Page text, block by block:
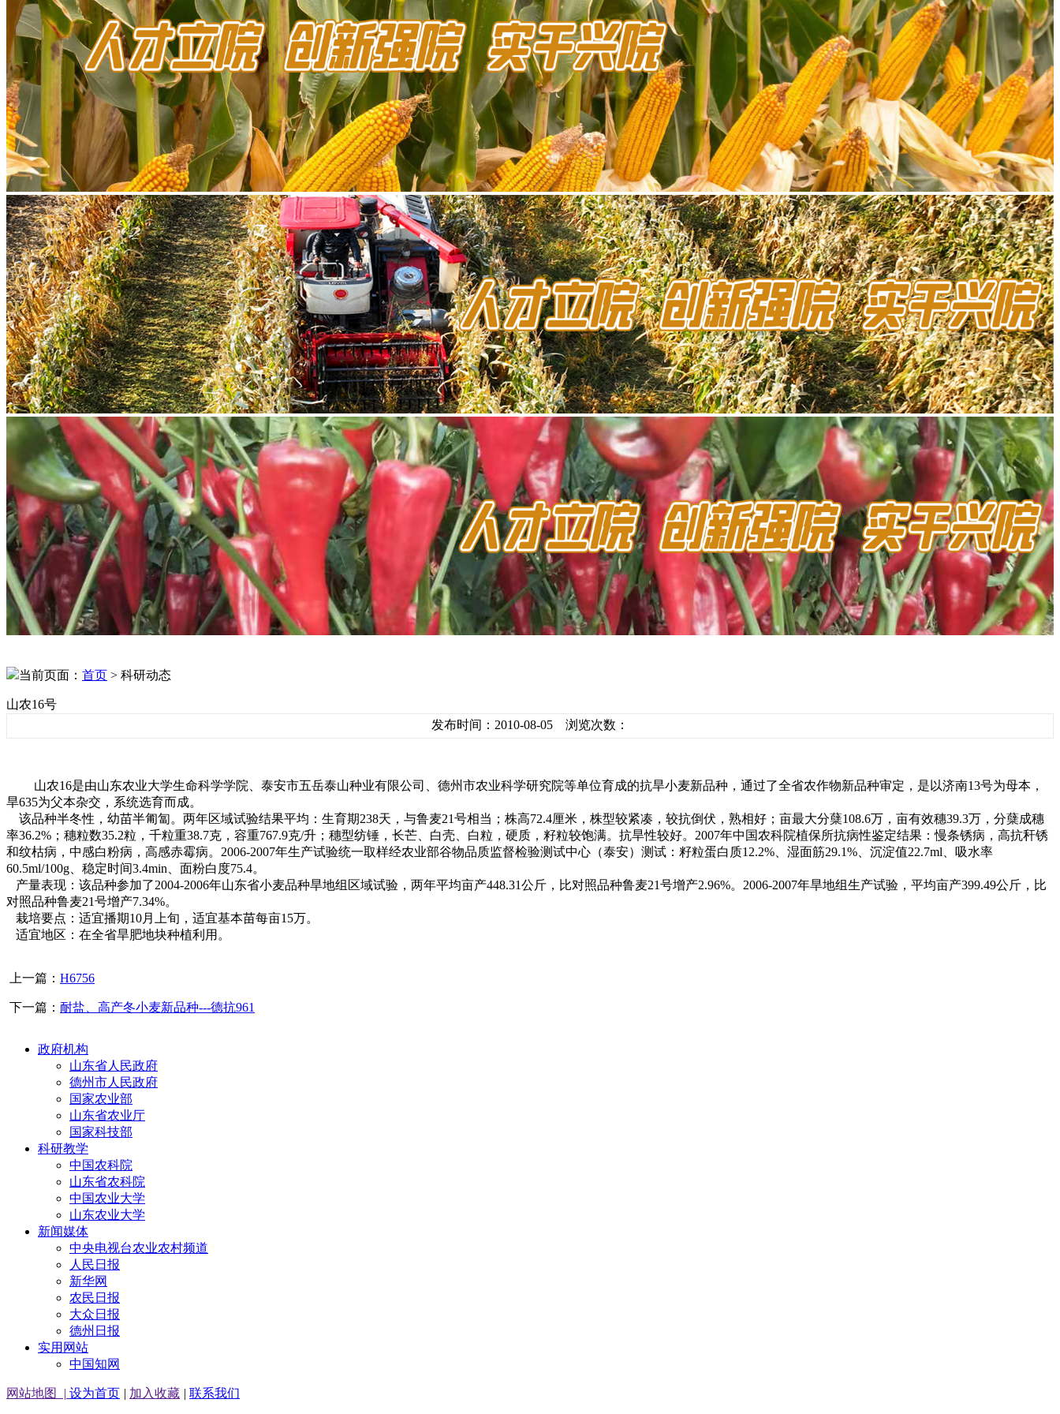
当前页面： 首页 > 科研动态
山农16号
发布时间：2010-08-05 浏览次数：
山农16是由山东农业大学生命科学学院、泰安市五岳泰山种业有限公司、德州市农业科学研究院等单位育成的抗旱小麦新品种，通过了全省农作物新品种审定，是以济南13号为母本，
旱635为父本杂交，系统选育而成。
该品种半冬性，幼苗半匍匐。两年区域试验结果平均：生育期238天，与鲁麦21号相当；株高72.4厘米 ，株型较紧凑，较抗倒伏，熟相好；亩最大分蘖108.6万，亩有效穗39.3万，分蘖成穗
率36.2% ；穗粒数35.2粒，千粒重38.7克 ，容重767.9克/升；穗型纺锤，长芒、白壳、白粒，硬质，籽粒较饱满。抗旱性较好。 2007年中国农科院植保所抗病性鉴定结果：慢条锈病，高抗秆锈
和纹枯病，中感白粉病，高感赤霉病。 2006-2007年生产试验统一取样经农业部谷物品质监督检验测试中心（泰安）测试：籽粒蛋白质12.2% 、湿面筋29.1% 、沉淀值22.7ml 、吸水率
60.5ml/100g 、稳定时间3.4min 、面粉白度75.4。
产量表现：该品种参加了2004-2006年山东省小麦品种旱地组区域试验，两年平均亩产448.31公斤 ，比对照品种鲁麦21号增产2.96%。 2006-2007年旱地组生产试验，平均亩产399.49公斤 ，比
对照品种鲁麦21号增产7.34%。
栽培要点：适宜播期10月上旬，适宜基本苗每亩15万。
适宜地区：在全省旱肥地块种植利用。
上一篇： H6756
下一篇： 耐盐、高产冬小麦新品种---德抗961
政府机构
山东省人民政府
德州市人民政府
国家农业部
山东省农业厅
国家科技部
科研教学
中国农科院
山东省农科院
中国农业大学
山东农业大学
新闻媒体
中央电视台农业农村频道
人民日报
新华网
农民日报
大众日报
德州日报
实用网站
中国知网
网站地图 | 设为首页 | 加入收藏 | 联系我们